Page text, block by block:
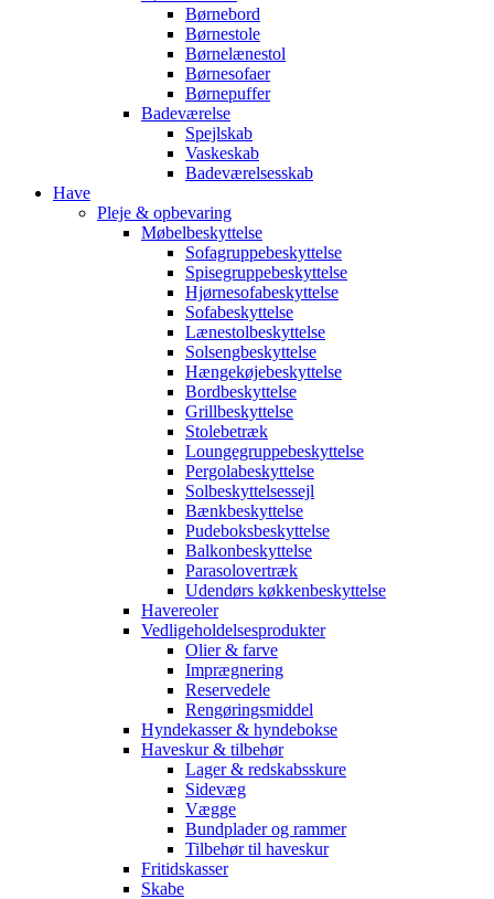
Børnebord
Børnestole
Børnelænestol
Børnesofaer
Børnepuffer
Badeværelse
Spejlskab
Vaskeskab
Badeværelsesskab
Have
Pleje & opbevaring
Møbelbeskyttelse
Sofagruppebeskyttelse
Spisegruppebeskyttelse
Hjørnesofabeskyttelse
Sofabeskyttelse
Lænestolbeskyttelse
Solsengbeskyttelse
Hængekøjebeskyttelse
Bordbeskyttelse
Grillbeskyttelse
Stolebetræk
Loungegruppebeskyttelse
Pergolabeskyttelse
Solbeskyttelsessejl
Bænkbeskyttelse
Pudeboksbeskyttelse
Balkonbeskyttelse
Parasolovertræk
Udendørs køkkenbeskyttelse
Havereoler
Vedligeholdelsesprodukter
Olier & farve
Imprægnering
Reservedele
Rengøringsmiddel
Hyndekasser & hyndebokse
Haveskur & tilbehør
Lager & redskabsskure
Sidevæg
Vægge
Bundplader og rammer
Tilbehør til haveskur
Fritidskasser
Skabe